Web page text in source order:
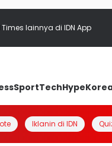
Times lainnya di IDN App
SportTechHype
Iklanin di IDN